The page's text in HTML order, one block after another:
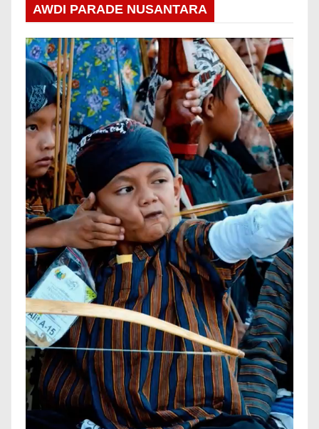
AWDI PARADE NUSANTARA